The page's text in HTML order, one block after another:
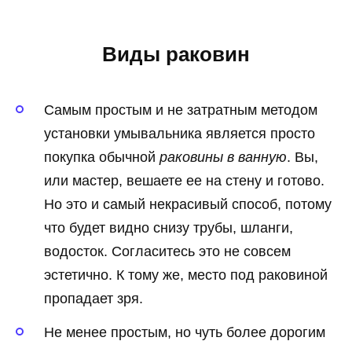
Виды раковин
Самым простым и не затратным методом
установки умывальника является просто
покупка обычной раковины в ванную. Вы,
или мастер, вешаете ее на стену и готово.
Но это и самый некрасивый способ, потому
что будет видно снизу трубы, шланги,
водосток. Согласитесь это не совсем
эстетично. К тому же, место под раковиной
пропадает зря.
Не менее простым, но чуть более дорогим